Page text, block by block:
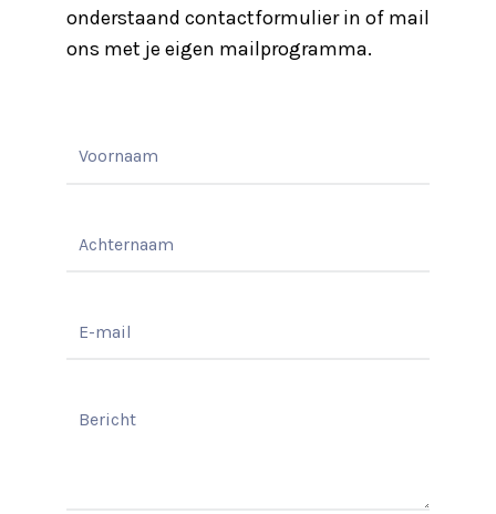
onderstaand contactformulier in of mail
ons met je eigen mailprogramma.